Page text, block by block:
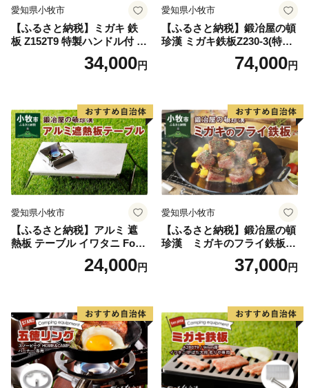
愛知県小牧市
【ふるさと納税】ミガキ 鉄
板 Z152T9 特製ハンドル付 鍛
冶屋の頓珍漢 メスティン収
納可能 キャンプ アウトドア
用品 キャンプギア 鉄板料理
日本製 愛知県 送料無料
34,000円
愛知県小牧市
【ふるさと納税】鍛冶屋の頓
珍漢 ミガキ鉄板Z230-3(特製
ハンドル付)キャンプ アウト
ドア BBQ グランピング 極厚
日本製
74,000円
愛知県小牧市
【ふるさと納税】アルミ 遮
熱板 テーブル イワタニ Fore
Winds Micro Camp Stove F
W-MS01専用 折り畳みテーブ
ソロ ソロキャンプ グランピ
ング バーナー 風防 鍛冶屋の
頓珍漢 愛知県 小牧市 送料無
料
24,000円
愛知県小牧市
【ふるさと納税】鍛冶屋の頓
珍漢 ミガキのフライ鉄板
F220S アウトドア キャンプ
ソロ ソロキャンプ グランピ
37,000円